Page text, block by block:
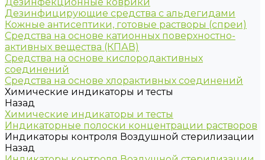
Дезинфицирующие средства с альдегидами
Кожные антисептики, готовые растворы (спреи)
Средства на основе катионных поверхностно-
активных вещества (КПАВ)
Средства на основе кислородактивных
соединений
Средства на основе хлорактивных соединений
Химические индикаторы и тесты
Назад
Химические индикаторы и тесты
Индикаторные полоски концентрации растворов
Индикаторы контроля Воздушной стерилизации
Назад